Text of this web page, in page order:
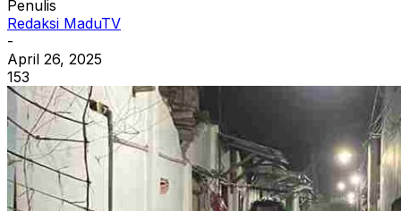
Penulis
Redaksi MaduTV
-
April 26, 2025
153